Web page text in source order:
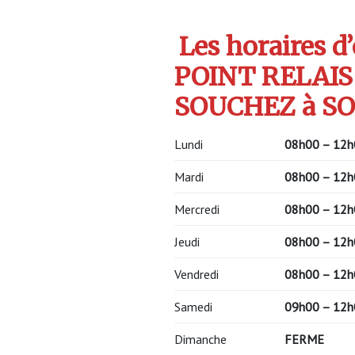
Les horaires
POINT
SOUCHEZ à
Lundi 08h00 –
Mardi 08h00 –
Mercredi 08h00 –
Jeudi 08h00 –
Vendredi 08h00 –
Samedi 09h00 –
Dimanche FERME